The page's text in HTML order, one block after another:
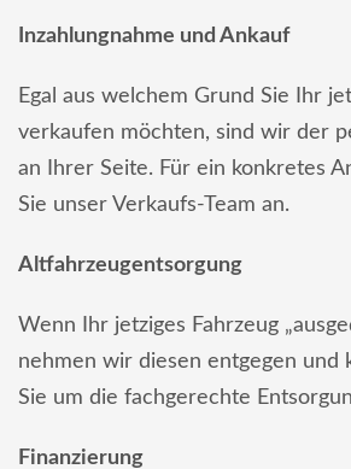
Inzahlungnahme und Ankauf
Egal aus welchem Grund Sie Ihr
verkaufen möchten, sind wir der
an Ihrer Seite. Für ein konkretes
Sie unser Verkaufs-Team an.
Altfahrzeugentsorgung
Wenn Ihr jetziges Fahrzeug
nehmen wir diesen entgegen und
Sie um die fachgerechte
Finanzierung